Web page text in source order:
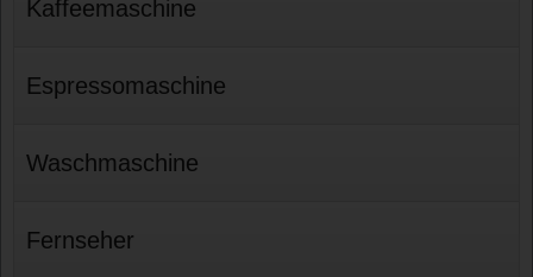
Kaffeemaschine
Espressomaschine
Waschmaschine
Fernseher